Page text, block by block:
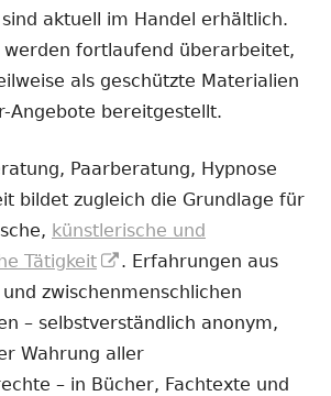
aktuell im Handel erhältlich.
fortlaufend überarbeitet,
als geschützte Materialien
Angebote bereitgestellt.
Paarberatung, Hypnose
bildet zugleich die Grundlage für
künstlerische und
Tätigkeit
In
neuem
Fenster
öffnen
. Erfahrungen aus
zwischenmenschlichen
– selbstverständlich anonym,
Wahrung aller
– in Bücher, Fachtexte und